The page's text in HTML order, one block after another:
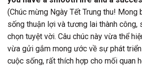
(Chúc mừng Ngày Tết Trung thu! Mong
sống thuận lợi và tương lai thành công,
chọn tuyệt vời. Câu chúc này vừa thể
vừa gửi gắm mong ước về sự phát
cuộc sống, rất thích hợp cho mối quan